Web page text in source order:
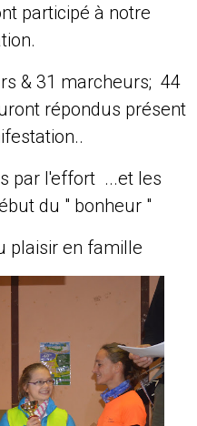
participé à notre
& 31 marcheurs; 44
répondus présent
par l'effort ...et les
du " bonheur "
plaisir en famille